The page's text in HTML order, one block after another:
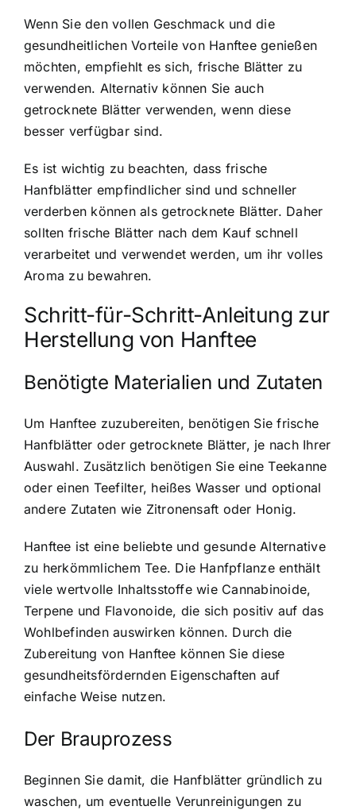
Wenn Sie den vollen Geschmack und die
gesundheitlichen Vorteile von Hanftee genießen
möchten, empfiehlt es sich, frische Blätter zu
verwenden. Alternativ können Sie auch
getrocknete Blätter verwenden, wenn diese
besser verfügbar sind.
Es ist wichtig zu beachten, dass frische
Hanfblätter empfindlicher sind und schneller
verderben können als getrocknete Blätter. Daher
sollten frische Blätter nach dem Kauf schnell
verarbeitet und verwendet werden, um ihr volles
Aroma zu bewahren.
Schritt-für-Schritt-Anleitung zur
Herstellung von Hanftee
Benötigte Materialien und Zutaten
Um Hanftee zuzubereiten, benötigen Sie frische
Hanfblätter oder getrocknete Blätter, je nach Ihrer
Auswahl. Zusätzlich benötigen Sie eine Teekanne
oder einen Teefilter, heißes Wasser und optional
andere Zutaten wie Zitronensaft oder Honig.
Hanftee ist eine beliebte und gesunde Alternative
zu herkömmlichem Tee. Die Hanfpflanze enthält
viele wertvolle Inhaltsstoffe wie Cannabinoide,
Terpene und Flavonoide, die sich positiv auf das
Wohlbefinden auswirken können. Durch die
Zubereitung von Hanftee können Sie diese
gesundheitsfördernden Eigenschaften auf
einfache Weise nutzen.
Der Brauprozess
Beginnen Sie damit, die Hanfblätter gründlich zu
waschen, um eventuelle Verunreinigungen zu